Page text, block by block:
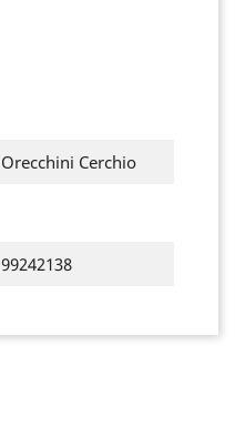
Orecchini Cerchio
99242138